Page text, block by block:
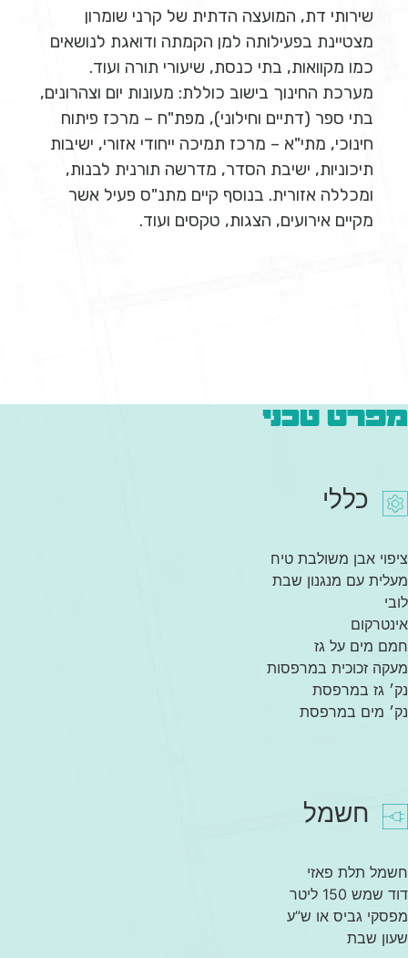
שירותי דת, המועצה הדתית של קרני שומרון
מצטיינת בפעילותה למן הקמתה ודואגת לנושאים
כמו מקוואות, בתי כנסת, שיעורי תורה ועוד.
מערכת החינוך בישוב כוללת: מעונות יום וצהרונים,
בתי ספר (דתיים וחילוני), מפת"ח – מרכז פיתוח
חינוכי, מתי"א – מרכז תמיכה ייחודי אזורי, ישיבות
תיכוניות, ישיבת הסדר, מדרשה תורנית לבנות,
ומכללה אזורית. בנוסף קיים מתנ"ס פעיל אשר
מקיים אירועים, הצגות, טקסים ועוד.
מפרט טכני
כללי
ציפוי אבן משולבת טיח
מעלית עם מנגנון שבת
לובי
אינטרקום
חמם מים על גז
מעקה זכוכית במרפסות
נק׳ גז במרפסת
נק׳ מים במרפסת
חשמל
חשמל תלת פאזי
דוד שמש 150 ליטר
מפסקי גביס או ש”ע
שעון שבת